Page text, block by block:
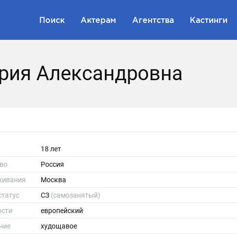
Поиск Актерам Агентства Кастинги
Александровна
18 лет
Россия
Москва
СЗ (самозанятый)
европейский
худощавое